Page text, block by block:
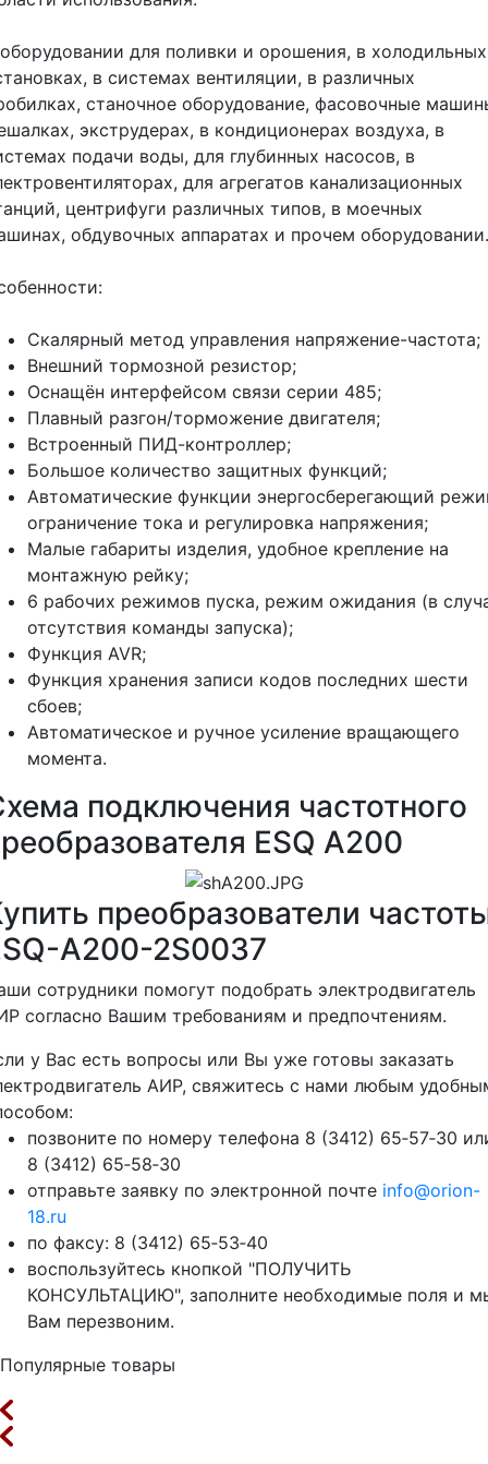
для поливки и орошения, в холодильных
в системах вентиляции, в различных
станочное оборудование, фасовочные
экструдерах, в кондиционерах воздуха, в
подачи воды, для глубинных насосов, в
для агрегатов канализационных
центрифуги различных типов, в моечных
обдувочных аппаратах и прочем оборудовании.
Скалярный метод управления напряжение-частота;
Внешний тормозной резистор;
Оснащён интерфейсом связи серии 485;
Плавный разгон/торможение двигателя;
Встроенный ПИД-контроллер;
Большое количество защитных функций;
Автоматические функции энергосберегающий
ограничение тока и регулировка напряжения;
Малые габариты изделия, удобное крепление на
монтажную рейку;
6 рабочих режимов пуска, режим ожидания (в
отсутствия команды запуска);
Функция AVR;
Функция хранения записи кодов последних шести
сбоев;
Автоматическое и ручное усиление вращающего
момента.
подключения частотного
ESQ A200
преобразователи
A200-2S0037
сотрудники помогут подобрать электродвигатель
согласно Вашим требованиям и предпочтениям.
у Вас есть вопросы или Вы уже готовы заказать
АИР, свяжитесь с нами любым
позвоните по номеру телефона 8 (3412) 65‑57‑30
8 (3412) 65‑58‑30
отправьте заявку по электронной почте info@orion-
18.ru
по факсу: 8 (3412) 65‑53‑40
воспользуйтесь кнопкой "ПОЛУЧИТЬ
КОНСУЛЬТАЦИЮ", заполните необходимые поля и
Вам перезвоним.
Популярные товары